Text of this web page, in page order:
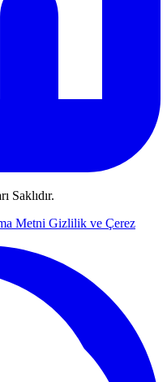
Saklıdır.
Metni Gizlilik ve Çerez